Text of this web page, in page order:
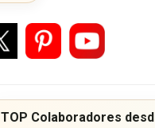
TOP Colaboradores